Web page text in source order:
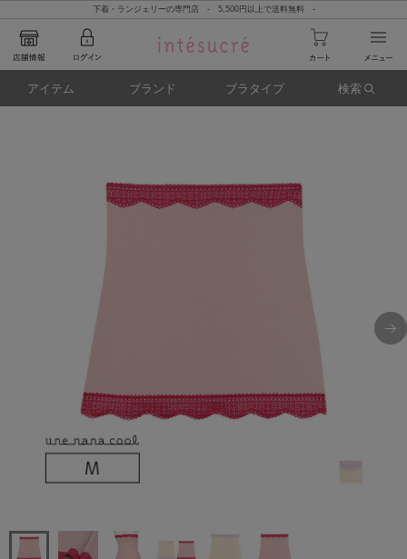
下着・ランジェリーの専門店 - 5,500円以上で送料無料 -
アイテム ブランド ブラタイプ 検索